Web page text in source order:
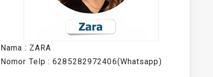
Nama : ZARA
Nomor Telp : 6285282972406(Whatsapp)